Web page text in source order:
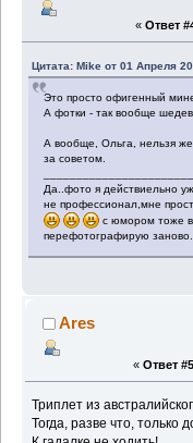
« Ответ
Цитата: Mike от 01 Апреля
Это просто офигенный
А фотки - так вообще
А вообще, Ольга, нельзя
за советом.
Да..фото я действиельно
не профессионал,мне
с юмором тоже
перефотографирую заново.
Ares
« Ответ
Триплет из
Тогда, разве что, только